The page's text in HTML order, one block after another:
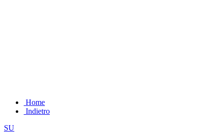
Home
Indietro
SU